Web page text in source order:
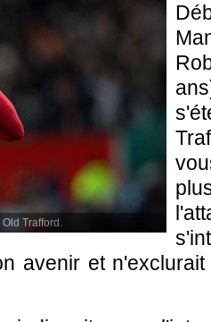
Trafford.
avenir et